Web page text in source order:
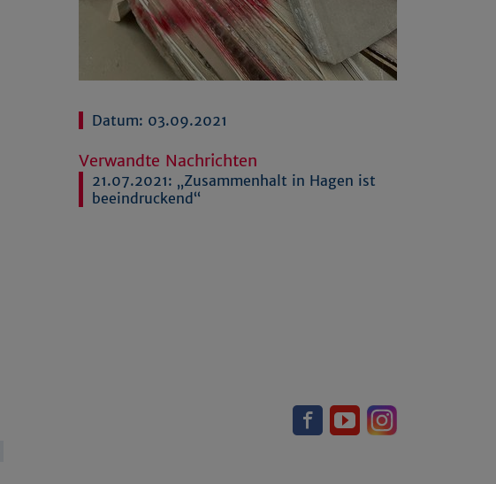
Datum: 03.09.2021
Verwandte Nachrichten
21.07.2021: „Zusammenhalt in Hagen ist
beeindruckend“